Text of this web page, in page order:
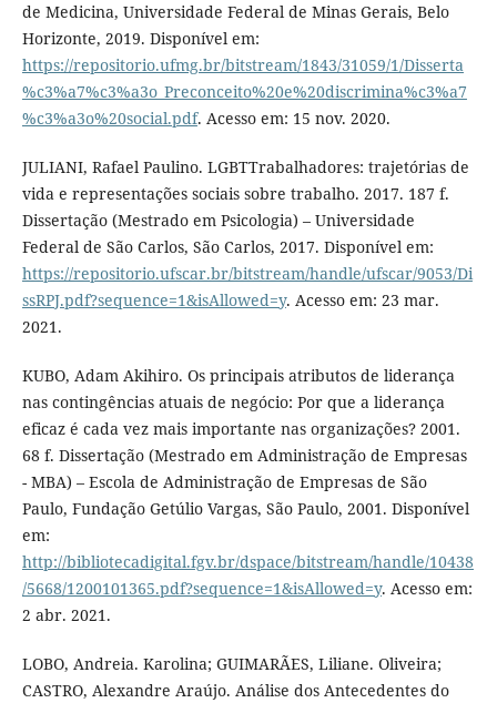
de Medicina, Universidade Federal de Minas Gerais, Belo
Horizonte, 2019. Disponível em:
https://repositorio.ufmg.br/bitstream/1843/31059/1/Disserta
%c3%a7%c3%a3o_Preconceito%20e%20discrimina%c3%a7
%c3%a3o%20social.pdf. Acesso em: 15 nov. 2020.
JULIANI, Rafael Paulino. LGBTTrabalhadores: trajetórias de
vida e representações sociais sobre trabalho. 2017. 187 f.
Dissertação (Mestrado em Psicologia) – Universidade
Federal de São Carlos, São Carlos, 2017. Disponível em:
https://repositorio.ufscar.br/bitstream/handle/ufscar/9053/Di
ssRPJ.pdf?sequence=1&isAllowed=y. Acesso em: 23 mar.
2021.
KUBO, Adam Akihiro. Os principais atributos de liderança
nas contingências atuais de negócio: Por que a liderança
eficaz é cada vez mais importante nas organizações? 2001.
68 f. Dissertação (Mestrado em Administração de Empresas
- MBA) – Escola de Administração de Empresas de São
Paulo, Fundação Getúlio Vargas, São Paulo, 2001. Disponível
em:
http://bibliotecadigital.fgv.br/dspace/bitstream/handle/10438
/5668/1200101365.pdf?sequence=1&isAllowed=y. Acesso em:
2 abr. 2021.
LOBO, Andreia. Karolina; GUIMARÃES, Liliane. Oliveira;
CASTRO, Alexandre Araújo. Análise dos Antecedentes do